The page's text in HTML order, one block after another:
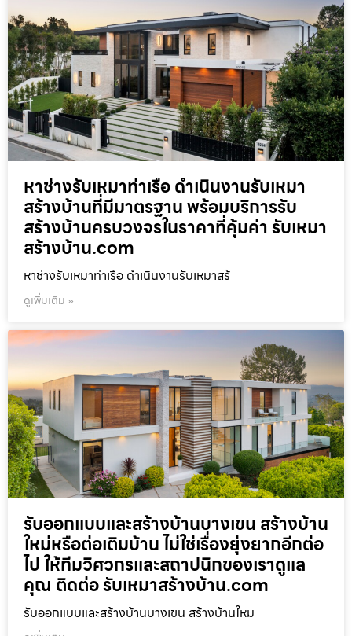
หาช่างรับเหมาท่าเรือ ดำเนินงานรับเหมา
สร้างบ้านที่มีมาตรฐาน พร้อมบริการรับ
สร้างบ้านครบวงจรในราคาที่คุ้มค่า รับเหมา
สร้างบ้าน.com
หาช่างรับเหมาท่าเรือ ดำเนินงานรับเหมาสร้
ดูเพิ่มเติม »
รับออกแบบและสร้างบ้านบางเขน สร้างบ้าน
ใหม่หรือต่อเติมบ้าน ไม่ใช่เรื่องยุ่งยากอีกต่อ
ไป ให้ทีมวิศวกรและสถาปนิกของเราดูแล
คุณ ติดต่อ รับเหมาสร้างบ้าน.com
รับออกแบบและสร้างบ้านบางเขน สร้างบ้านใหม